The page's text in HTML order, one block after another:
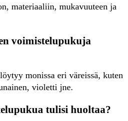
materiaaliin, mukavuuteen ja
voimistelupukuja
monissa eri väreissä, kuten
violetti jne.
tulisi huoltaa?